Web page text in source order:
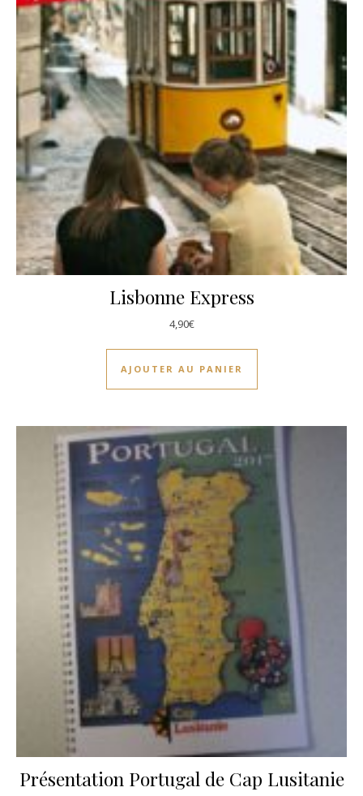
Lisbonne Express
4,90€
AJOUTER AU PANIER
Présentation Portugal de Cap Lusitanie